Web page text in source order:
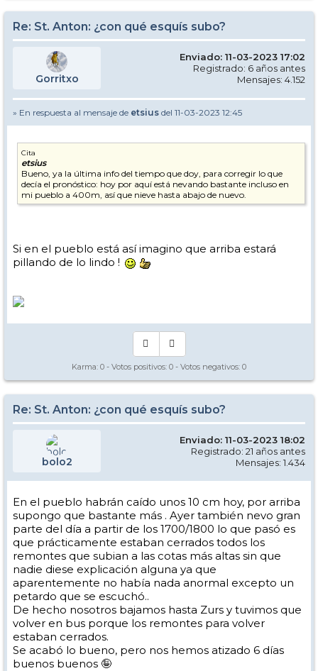
Re: St. Anton: ¿con qué esquís subo?
Gorritxo
Enviado: 11-03-2023 17:02
Registrado: 6 años antes
Mensajes: 4.152
» En respuesta al mensaje de etsius del 11-03-2023 12:45
Cita
etsius
Bueno, ya la última info del tiempo que doy, para corregir lo que
decía el pronóstico: hoy por aquí está nevando bastante incluso en
mi pueblo a 400m, así que nieve hasta abajo de nuevo.
Si en el pueblo está así imagino que arriba estará
pillando de lo lindo !
Karma: 0 - Votos positivos: 0 - Votos negativos: 0
Re: St. Anton: ¿con qué esquís subo?
bolo2
Enviado: 11-03-2023 18:02
Registrado: 21 años antes
Mensajes: 1.434
En el pueblo habrán caído unos 10 cm hoy, por arriba
supongo que bastante más . Ayer también nevo gran
parte del día a partir de los 1700/1800 lo que pasó es
que prácticamente estaban cerrados todos los
remontes que subian a las cotas más altas sin que
nadie diese explicación alguna ya que
aparentemente no había nada anormal excepto un
petardo que se escuchó..
De hecho nosotros bajamos hasta Zurs y tuvimos que
volver en bus porque los remontes para volver
estaban cerrados.
Se acabó lo bueno, pero nos hemos atizado 6 días
buenos buenos 🤪